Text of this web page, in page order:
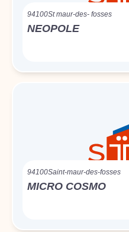
94100St maur-des- fosses
NEOPOLE
94100Saint-maur-des-fosses
MICRO COSMO